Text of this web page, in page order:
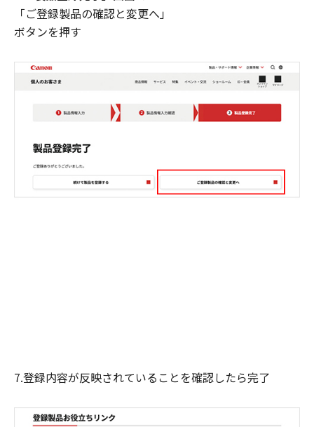
「ご登録製品の確認と変更へ」
ボタンを押す
7.登録内容が反映されていることを確認したら完了